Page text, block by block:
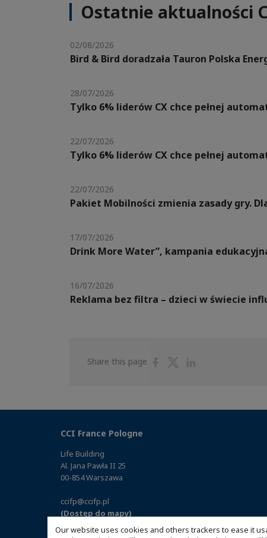
Our website uses cookies and others trackers to ease it
Ostatnie aktualności
02/08/2026
Bird & Bird doradzała Tauron Polska
28/07/2026
Tylko 6% liderów CX chce pełnej
22/07/2026
Tylko 6% liderów CX chce pełnej
22/07/2026
Pakiet Mobilności zmienia zasady gry.
17/07/2026
Drink More Water”, kampania
16/07/2026
Reklama bez filtra – dzieci w świecie
Share this page
ShareShare
CCI France Pologne
Life Building
Al. Jana Pawła II 25
00-854 Warszawa
ccifp@ccifp.pl
(Dostęp do mapy)